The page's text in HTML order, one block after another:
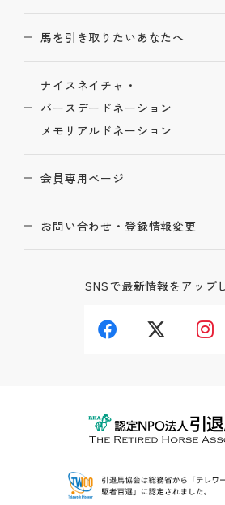
馬を引き取りたいあなたへ
ナイスネイチャ・
バースデードネーション
メモリアルドネーション
会員専用ページ
お問い合わせ・登録情報変更
SNSで最新情報をアップ